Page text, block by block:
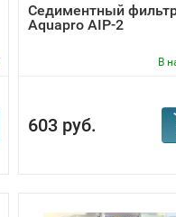
Седиментный
Aquapro AIP-2
В
603 руб.